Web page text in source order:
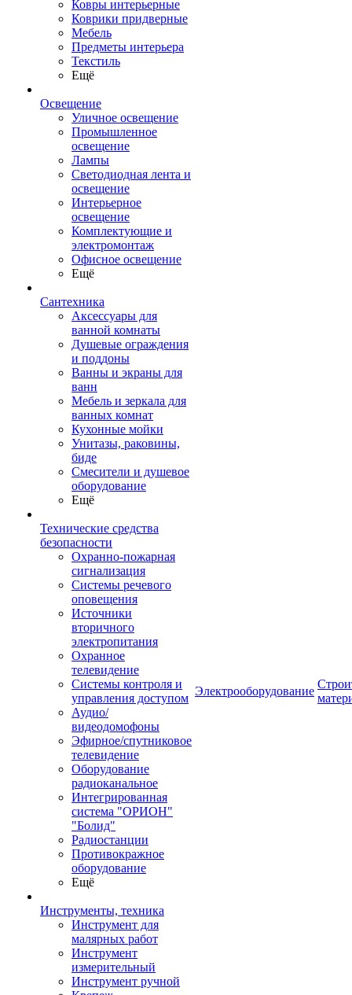
Ковры интерьерные
Коврики придверные
Мебель
Предметы интерьера
Текстиль
Ещё
Освещение
Уличное освещение
Промышленное
освещение
Лампы
Светодиодная лента и
освещение
Интерьерное
освещение
Комплектующие и
электромонтаж
Офисное освещение
Ещё
Сантехника
Аксессуары для
ванной комнаты
Душевые ограждения
и поддоны
Ванны и экраны для
ванн
Мебель и зеркала для
ванных комнат
Кухонные мойки
Унитазы, раковины,
биде
Смесители и душевое
оборудование
Ещё
Технические средства
безопасности
Охранно-пожарная
сигнализация
Системы речевого
оповещения
Источники
вторичного
электропитания
Охранное
телевидение
Системы контроля и
управления доступом
Аудио/
видеодомофоны
Эфирное/спутниковое
телевидение
Оборудование
радиоканальное
Интегрированная
система "ОРИОН"
"Болид"
Радиостанции
Противокражное
оборудование
Ещё
Инструменты, техника
Инструмент для
малярных работ
Инструмент
измерительный
Инструмент ручной
Электрооборудование